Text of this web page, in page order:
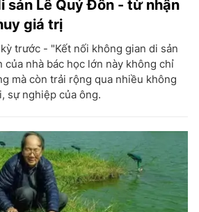
sản Lê Quý Đôn - từ nhận
giá trị
trước - "Kết nối không gian di sản
của nhà bác học lớn này không chỉ
mà còn trải rộng qua nhiều không
sự nghiệp của ông.